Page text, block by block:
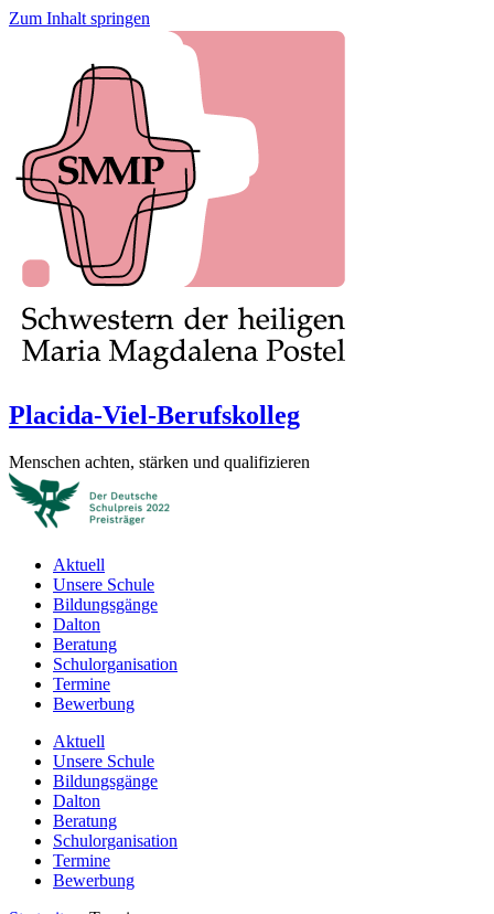
Zum Inhalt springen
Placida-Viel-Berufskolleg
Menschen achten, stärken und qualifizieren
Aktuell
Unsere Schule
Bildungsgänge
Dalton
Beratung
Schulorganisation
Termine
Bewerbung
Aktuell
Unsere Schule
Bildungsgänge
Dalton
Beratung
Schulorganisation
Termine
Bewerbung